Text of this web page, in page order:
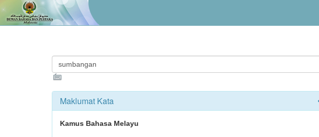
Maklumat Kata
Kamus Bahasa Melayu